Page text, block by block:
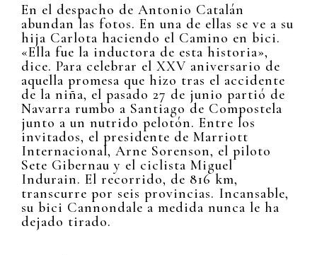
En el despacho de Antonio Catalán
abundan las fotos. En una de ellas se ve a su
hija Carlota haciendo el Camino en bici.
«Ella fue la inductora de esta historia»,
dice. Para celebrar el XXV aniversario de
aquella promesa que hizo tras el accidente
de la niña, el pasado 27 de junio partió de
Navarra rumbo a Santiago de Compostela
junto a un nutrido pelotón. Entre los
invitados, el presidente de Marriott
Internacional, Arne Sorenson, el piloto
Sete Gibernau y el ciclista Miguel
Indurain. El recorrido, de 816 km,
transcurre por seis provincias. Incansable,
su bici Cannondale a medida nunca le ha
dejado tirado.